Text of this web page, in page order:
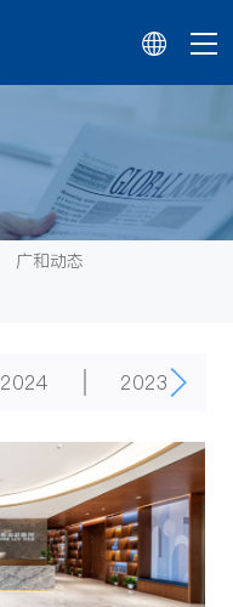
广和动态
2024 2023